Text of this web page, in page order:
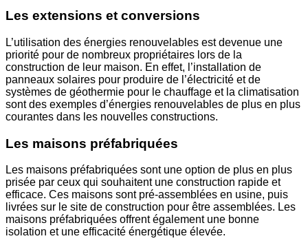
Les extensions et conversions
L’utilisation des énergies renouvelables est devenue une
priorité pour de nombreux propriétaires lors de la
construction de leur maison. En effet, l’installation de
panneaux solaires pour produire de l’électricité et de
systèmes de géothermie pour le chauffage et la climatisation
sont des exemples d’énergies renouvelables de plus en plus
courantes dans les nouvelles constructions.
Les maisons préfabriquées
Les maisons préfabriquées sont une option de plus en plus
prisée par ceux qui souhaitent une construction rapide et
efficace. Ces maisons sont pré-assemblées en usine, puis
livrées sur le site de construction pour être assemblées. Les
maisons préfabriquées offrent également une bonne
isolation et une efficacité énergétique élevée.